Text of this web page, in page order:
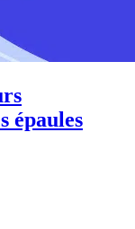
épaules